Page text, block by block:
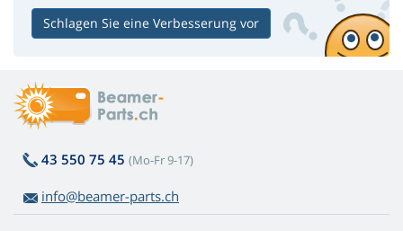
Schlagen Sie eine Verbesserung vor
43 550 75 45 (Mo-Fr 9-17)
info@beamer-parts.ch